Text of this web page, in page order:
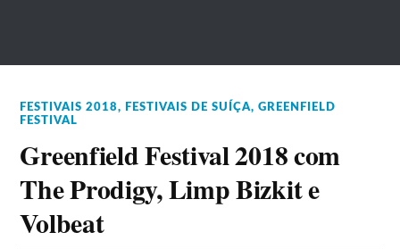
FESTIVAIS 2018, FESTIVAIS DE SUÍÇA,GREENFIELD
FESTIVAL
Greenfield Festival 2018 com
The Prodigy, Limp Bizkit e
Volbeat